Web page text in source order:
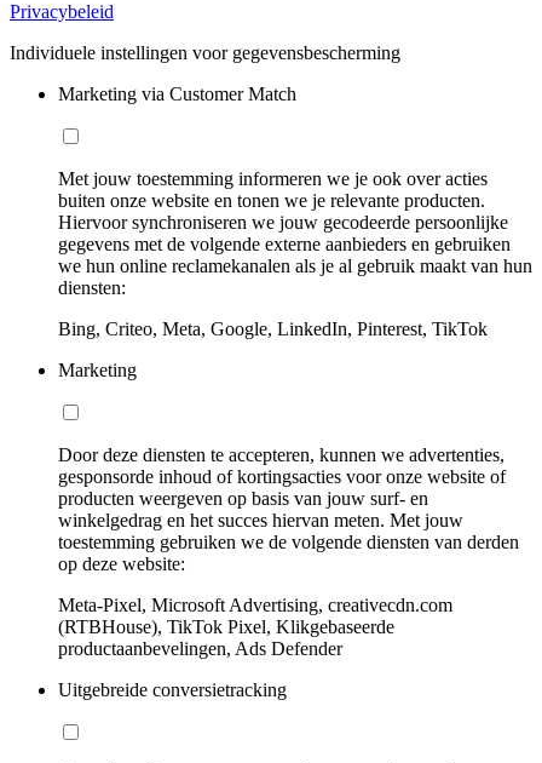
Privacybeleid
Individuele instellingen voor gegevensbescherming
Marketing via Customer Match
Met jouw toestemming informeren we je ook over acties
buiten onze website en tonen we je relevante producten.
Hiervoor synchroniseren we jouw gecodeerde persoonlijke
gegevens met de volgende externe aanbieders en gebruiken
we hun online reclamekanalen als je al gebruik maakt van hun
diensten:
Bing, Criteo, Meta, Google, LinkedIn, Pinterest, TikTok
Marketing
Door deze diensten te accepteren, kunnen we advertenties,
gesponsorde inhoud of kortingsacties voor onze website of
producten weergeven op basis van jouw surf- en
winkelgedrag en het succes hiervan meten. Met jouw
toestemming gebruiken we de volgende diensten van derden
op deze website:
Meta-Pixel, Microsoft Advertising, creativecdn.com
(RTBHouse), TikTok Pixel, Klikgebaseerde
productaanbevelingen, Ads Defender
Uitgebreide conversietracking